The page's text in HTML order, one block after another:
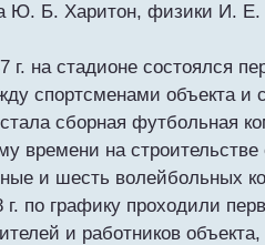
Ю. Б. Харитон, физики И.
г. на стадионе состоялся
спортсменами объекта и
сборная футбольная
времени на
и шесть волейбольных
г. по графику проходили
и работников